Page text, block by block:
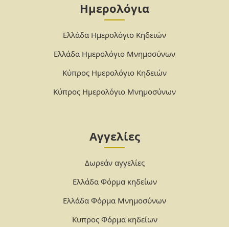
Ημερολόγια
Ελλάδα Ημερολόγιο Κηδειών
Ελλάδα Ημερολόγιο Μνημοσύνων
Κύπρος Ημερολόγιο Κηδειών
Κύπρος Ημερολόγιο Μνημοσύνων
Αγγελίες
Δωρεάν αγγελίες
Ελλάδα Φόρμα κηδείων
Ελλάδα Φόρμα Μνημοσύνων
Κυπρος Φόρμα κηδείων